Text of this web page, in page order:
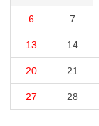
6 7
13 14
20 21
27 28